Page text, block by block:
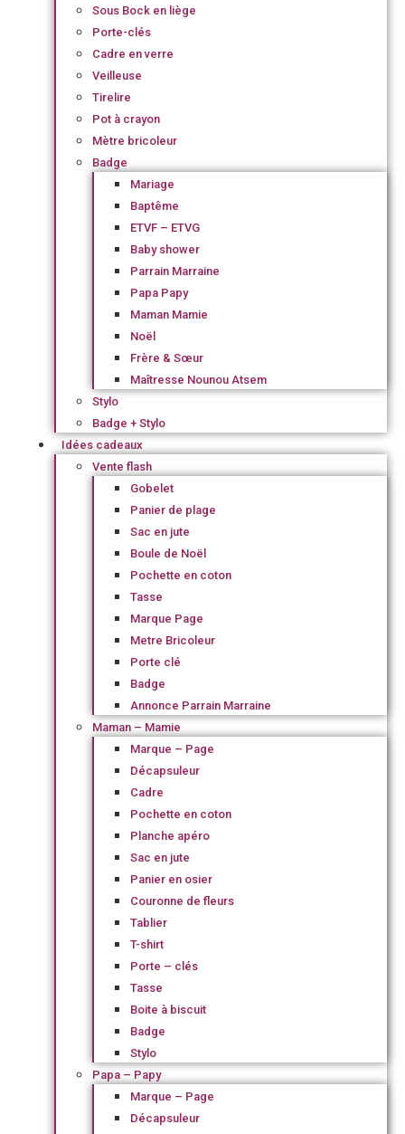
Sous Bock en liège
Porte-clés
Cadre en verre
Veilleuse
Tirelire
Pot à crayon
Mètre bricoleur
Badge
Mariage
Baptême
ETVF – ETVG
Baby shower
Parrain Marraine
Papa Papy
Maman Mamie
Noël
Frère & Sœur
Maîtresse Nounou Atsem
Stylo
Badge + Stylo
Idées cadeaux
Vente flash
Gobelet
Panier de plage
Sac en jute
Boule de Noël
Pochette en coton
Tasse
Marque Page
Metre Bricoleur
Porte clé
Badge
Annonce Parrain Marraine
Maman – Mamie
Marque – Page
Décapsuleur
Cadre
Pochette en coton
Planche apéro
Sac en jute
Panier en osier
Couronne de fleurs
Tablier
T-shirt
Porte – clés
Tasse
Boite à biscuit
Badge
Stylo
Papa – Papy
Marque – Page
Décapsuleur